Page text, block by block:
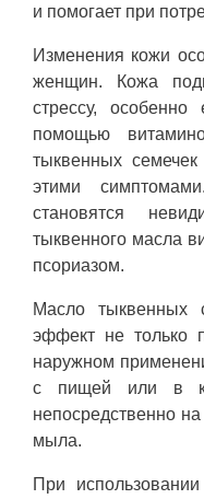
и помогает при
Изменения кожи
женщин. Кожа
стрессу,
помощью
тыквенных
этими
становятся
тыквенного масла
псориазом.
Масло тыквенных
эффект не только
наружном
с пищей или в
непосредственно
мыла.
При